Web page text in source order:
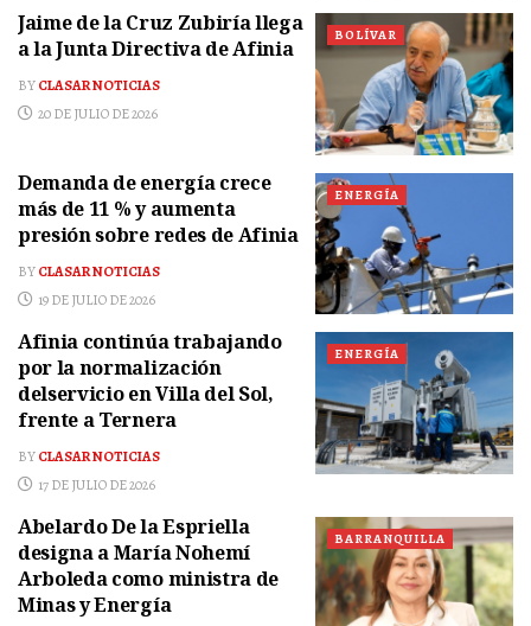
BOLÍVAR
Jaime de la Cruz Zubiría llega
a la Junta Directiva de Afinia
BYCLASAR NOTICIAS
20 DE JULIO DE 2026
ENERGÍA
Demanda de energía crece
más de 11 % y aumenta
presión sobre redes de Afinia
BYCLASAR NOTICIAS
19 DE JULIO DE 2026
ENERGÍA
Afinia continúa trabajando
por la normalización
delservicio en Villa del Sol,
frente a Ternera
BYCLASAR NOTICIAS
17 DE JULIO DE 2026
BARRANQUILLA
Abelardo De la Espriella
designa a María Nohemí
Arboleda como ministra de
Minas y Energía